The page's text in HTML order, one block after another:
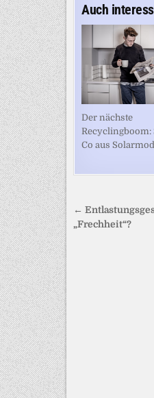
Auch
Der nächste
Recyclingboom:
Co aus
←
„Frechheit“?